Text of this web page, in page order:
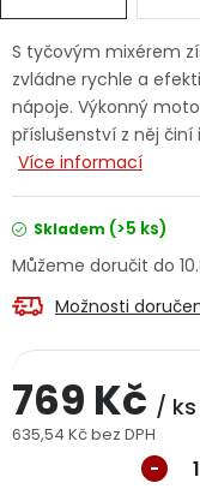
Značky
Servis nářadí
S tyčovým mixérem
zvládne rychle a
nápoje. Výkonný
příslušenství z něj
Více informací
Skladem (>5 ks)
Možnosti
769 Kč / ks
635,54 Kč bez DPH